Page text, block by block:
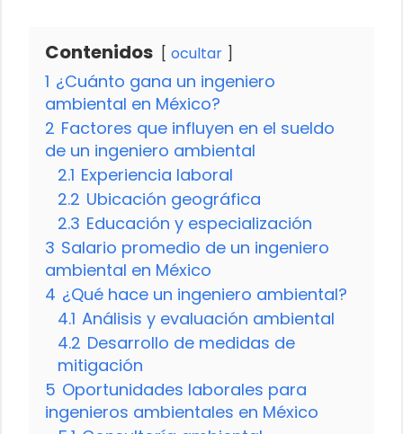
Contenidos ocultar
1 ¿Cuánto gana un ingeniero
ambiental en México?
2 Factores que influyen en el sueldo
de un ingeniero ambiental
2.1 Experiencia laboral
2.2 Ubicación geográfica
2.3 Educación y especialización
3 Salario promedio de un ingeniero
ambiental en México
4 ¿Qué hace un ingeniero ambiental?
4.1 Análisis y evaluación ambiental
4.2 Desarrollo de medidas de
mitigación
5 Oportunidades laborales para
ingenieros ambientales en México